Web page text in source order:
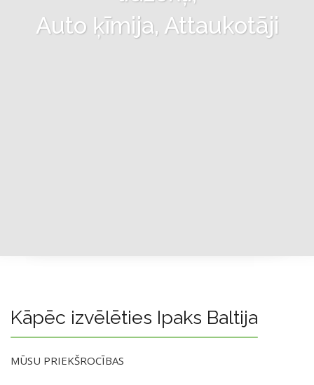
Auto ķīmija, Attaukotāji
Kāpēc izvēlēties Ipaks Baltija
MŪSU PRIEKŠROCĪBAS